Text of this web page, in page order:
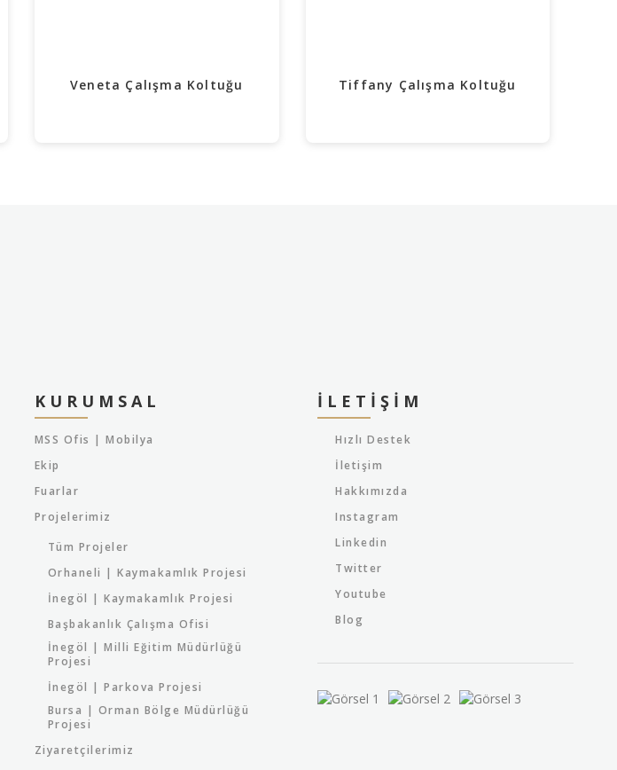
Veneta Çalışma Koltuğu Tiffany Çalışma Koltuğu
KURUMSAL
MSS Ofis | Mobilya
Ekip
Fuarlar
Projelerimiz
Tüm Projeler
Orhaneli | Kaymakamlık Projesi
İnegöl | Kaymakamlık Projesi
Başbakanlık Çalışma Ofisi
İnegöl | Milli Eğitim Müdürlüğü
Projesi
İnegöl | Parkova Projesi
Bursa | Orman Bölge Müdürlüğü
Projesi
Ziyaretçilerimiz
İLETIŞIM
Hızlı Destek
İletişim
Hakkımızda
Instagram
Linkedin
Twitter
Youtube
Blog